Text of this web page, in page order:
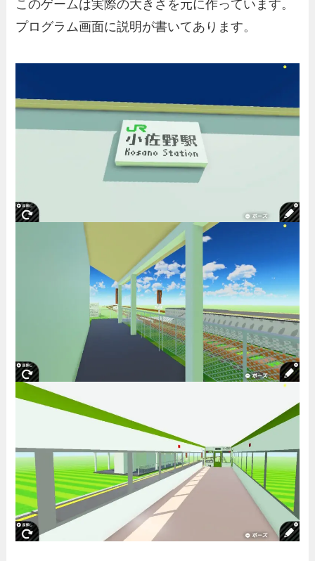
このゲームは実際の大きさを元に作っています。
プログラム画面に説明が書いてあります。